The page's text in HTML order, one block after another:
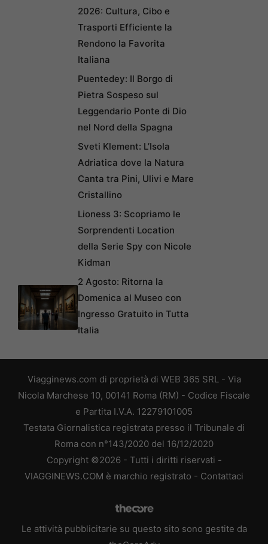
2026: Cultura, Cibo e
Trasporti Efficiente la
Rendono la Favorita
Italiana
Puentedey: Il Borgo di
Pietra Sospeso sul
Leggendario Ponte di Dio
nel Nord della Spagna
Sveti Klement: L’Isola
Adriatica dove la Natura
Canta tra Pini, Ulivi e Mare
Cristallino
Lioness 3: Scopriamo le
Sorprendenti Location
della Serie Spy con Nicole
Kidman
2 Agosto: Ritorna la
Domenica al Museo con
Ingresso Gratuito in Tutta
Italia
Viagginews.com di proprietà di WEB 365 SRL - Via
Nicola Marchese 10, 00141 Roma (RM) - Codice Fiscale
e Partita I.V.A. 12279101005
Testata Giornalistica registrata presso il Tribunale di
Roma con n°143/2020 del 16/12/2020
Copyright ©2026 - Tutti i diritti riservati -
VIAGGINEWS.COM è marchio registrato - Contattaci
Le attività pubblicitarie su questo sito sono gestite da